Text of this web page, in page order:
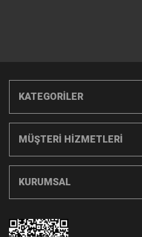
KATEGORİLER
MÜŞTERİ HİZMETLERİ
KURUMSAL